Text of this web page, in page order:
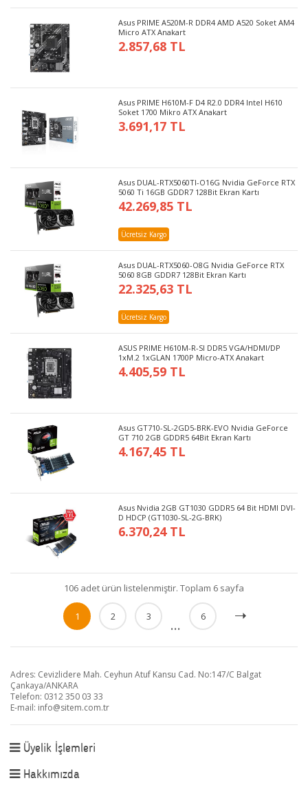
Asus PRIME A520M-R DDR4 AMD A520 Soket AM4
Micro ATX Anakart
2.857,68 TL
Asus PRIME H610M-F D4 R2.0 DDR4 Intel H610
Soket 1700 Mikro ATX Anakart
3.691,17 TL
Asus DUAL-RTX5060TI-O16G Nvidia GeForce RTX
5060 Ti 16GB GDDR7 128Bit Ekran Kartı
42.269,85 TL
Ücretsiz Kargo
Asus DUAL-RTX5060-O8G Nvidia GeForce RTX
5060 8GB GDDR7 128Bit Ekran Kartı
22.325,63 TL
Ücretsiz Kargo
ASUS PRIME H610M-R-SI DDR5 VGA/HDMI/DP
1xM.2 1xGLAN 1700P Micro-ATX Anakart
4.405,59 TL
Asus GT710-SL-2GD5-BRK-EVO Nvidia GeForce
GT 710 2GB GDDR5 64Bit Ekran Kartı
4.167,45 TL
Asus Nvidia 2GB GT1030 GDDR5 64 Bit HDMI DVI-
D HDCP (GT1030-SL-2G-BRK)
6.370,24 TL
106 adet ürün listelenmiştir. Toplam 6 sayfa
1 2 3 ... 6
Adres: Cevizlidere Mah. Ceyhun Atuf Kansu Cad. No:147/C Balgat
Çankaya/ANKARA
Telefon: 0312 350 03 33
E-mail: info@sitem.com.tr
Üyelik İşlemleri
Hakkımızda